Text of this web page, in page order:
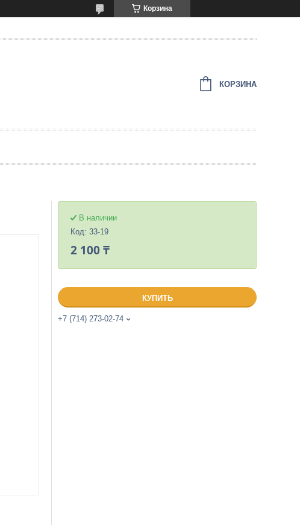
Корзина
КОРЗИНА
В наличии
Код: 33-19
2 100 ₸
КУПИТЬ
+7 (714) 273-02-74